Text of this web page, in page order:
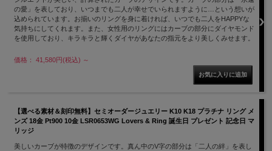
の愛」を表しており、いつまでも二人が幸せでいられますように…という想いが
込められています。お揃いのリングを身に着ければ、いつでも二人をHAPPYな
気持ちにしてくれます。また、女性用のリングにはカーブの部分にダイヤモンド
を使用しており、キラキラと輝くダイヤがあなたの指元をより美しくみせます。
価格： 41,580円(税込) ～
【選べる素材＆刻印無料】セミオーダージュエリー K10 K18 プラチナ リング メ
ンズ 18金 Pt900 10金 LSR0653WG Lovers & Ring 誕生日 プレゼント 記念日 マ
リッジ
美しいカーブが特徴のデザインです。真ん中のV字の部分は「二人の絆」を表し